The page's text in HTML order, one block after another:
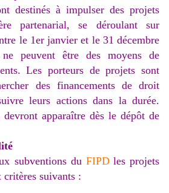
destinés à impulser des projets
partenarial, se déroulant sur
le 1er janvier et le 31 décembre
peuvent être des moyens de
Les porteurs de projets sont
des financements de droit
leurs actions dans la durée.
devront apparaître dès le dépôt de
subventions du FIPD les projets
critères suivants :